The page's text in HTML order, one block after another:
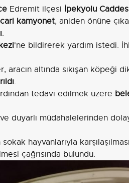
Edremit ilçesi İpekyolu
kamyonet, aniden önüne
.
'ne bildirerek yardım istedi.
altında sıkışan köpeği
.
tedavi edilmek üzere
ve duyarlı müdahalelerinden
hayvanlarıyla
çağrısında bulundu.